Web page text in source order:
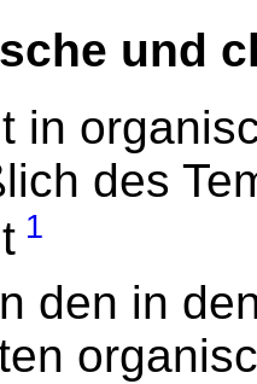
und
in
des
1
den in